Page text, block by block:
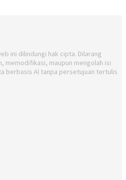
ini dilindungi hak cipta. Dilarang
memodifikasi, maupun mengolah isi
berbasis AI tanpa persetujuan tertulis